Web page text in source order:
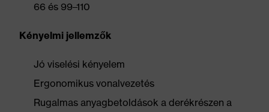
66 és 99–110
Kényelmi jellemzők
Jó viselési kényelem
Ergonomikus vonalvezetés
Rugalmas anyagbetoldások a derékrészen a